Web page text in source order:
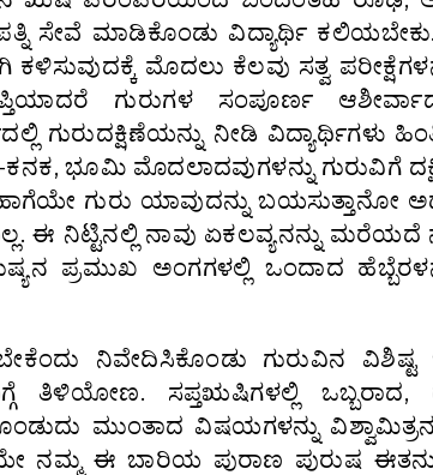
ಸೇವೆ ಮಾಡಿಕೊಂಡು ವಿದ್ಯಾರ್ಥಿ
ಮೊದಲು ಕೆಲವು ಸತ್ವ
ಗುರುಗಳ ಸಂಪೂರ್ಣ
ನೀಡಿ ವಿದ್ಯಾರ್ಥಿಗಳು
ಭೂಮಿ ಮೊದಲಾದವುಗಳನ್ನು ಗುರುವಿಗೆ
ಹಾಗೆಯೇ ಗುರು ಯಾವುದನ್ನು ಬಯಸುತ್ತಾನೋ
ಈ ನಿಟ್ಟಿನಲ್ಲಿ ನಾವು ಏಕಲವ್ಯನನ್ನು ಮರೆಯದೆ
ಪ್ರಮುಖ ಅಂಗಗಳಲ್ಲಿ ಒಂದಾದ
ನಿವೇದಿಸಿಕೊಂಡು ಗುರುವಿನ ವಿಶಿಷ್ಟ
ತಿಳಿಯೋಣ. ಸಪ್ತಋಷಿಗಳಲ್ಲಿ ಒಬ್ಬರಾದ,
ಮುಂತಾದ ವಿಷಯಗಳನ್ನು
ನಮ್ಮ ಈ ಬಾರಿಯ ಪುರಾಣ ಪುರುಷ ಈತನು